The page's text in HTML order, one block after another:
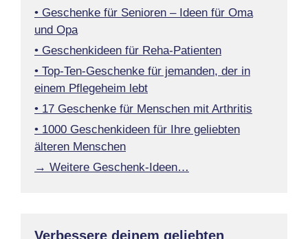
• Geschenke für Senioren – Ideen für Oma
und Opa
• Geschenkideen für Reha-Patienten
• Top-Ten-Geschenke für jemanden, der in
einem Pflegeheim lebt
• 17 Geschenke für Menschen mit Arthritis
• 1000 Geschenkideen für Ihre geliebten
älteren Menschen
→ Weitere Geschenk-Ideen…
Verbessere deinem geliebten